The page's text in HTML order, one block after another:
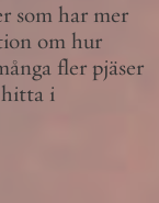
som har mer
om hur
fler pjäser
i